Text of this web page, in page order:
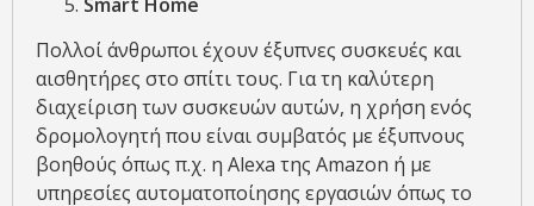
Πολλοί άνθρωποι έχουν έξυπνες συσκευές και
αισθητήρες στο σπίτι τους. Για τη καλύτερη
διαχείριση των συσκευών αυτών, η χρήση ενός
δρομολογητή που είναι συμβατός με έξυπνους
βοηθούς όπως π.χ. η Alexa της Amazon ή με
υπηρεσίες αυτοματοποίησης εργασιών όπως το